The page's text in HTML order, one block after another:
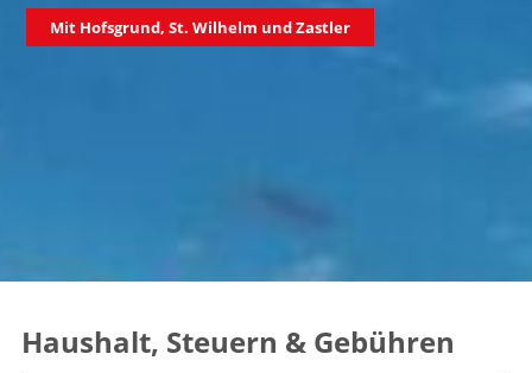
Mit Hofsgrund, St. Wilhelm und Zastler
Haushalt, Steuern & Gebühren